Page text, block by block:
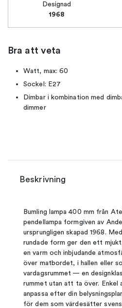
Designad
1968
Bra att veta
Watt, max: 60
Sockel: E27
Dimbar i kombination med
dimmer
Beskrivning
Bumling lampa 400 mm från
pendellampa formgiven av
ursprungligen skapad 1968.
rundade form ger den ett
en varm och inbjudande
över matbordet, i hallen eller
vardagsrummet — en
rummet utan att ta över. Enkel
anpassa efter din
för dem som värdesätter